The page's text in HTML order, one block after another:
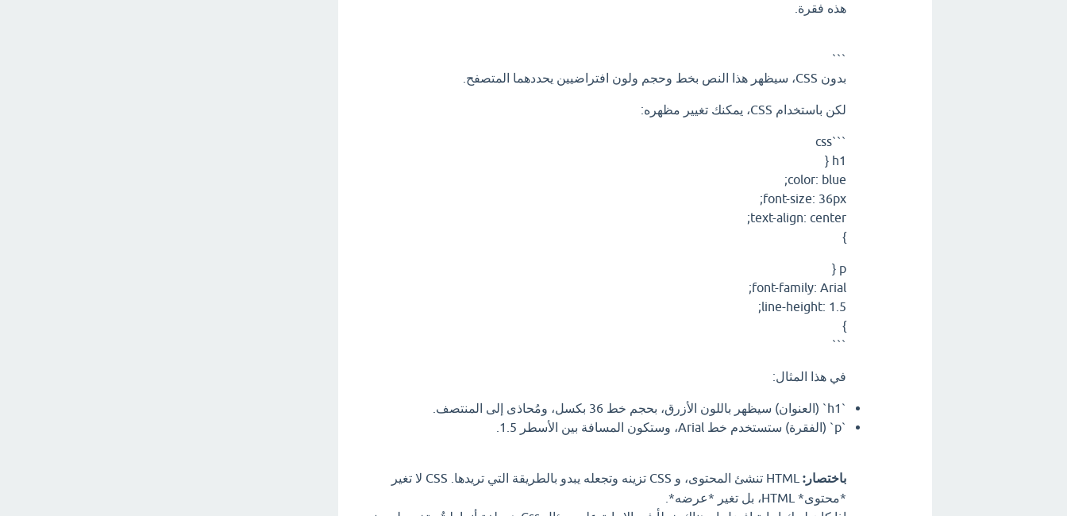
هذه فقرة.
```
بدون CSS، سيظهر هذا النص بخط وحجم ولون افتراضيين يحددهما المتصفح.
لكن باستخدام CSS، يمكنك تغيير مظهره:
```css
h1 {
color: blue;
font-size: 36px;
text-align: center;
}
p {
font-family: Arial;
line-height: 1.5;
}
```
في هذا المثال:
`h1` (العنوان) سيظهر باللون الأزرق، بحجم خط 36 بكسل، ومُحاذى إلى المنتصف.
`p` (الفقرة) ستستخدم خط Arial، وستكون المسافة بين الأسطر 1.5.
باختصار:
HTML تنشئ المحتوى، و CSS تزينه وتجعله يبدو بالطريقة التي تريدها. CSS لا تغير
*محتوى* HTML، بل تغير *عرضه*.